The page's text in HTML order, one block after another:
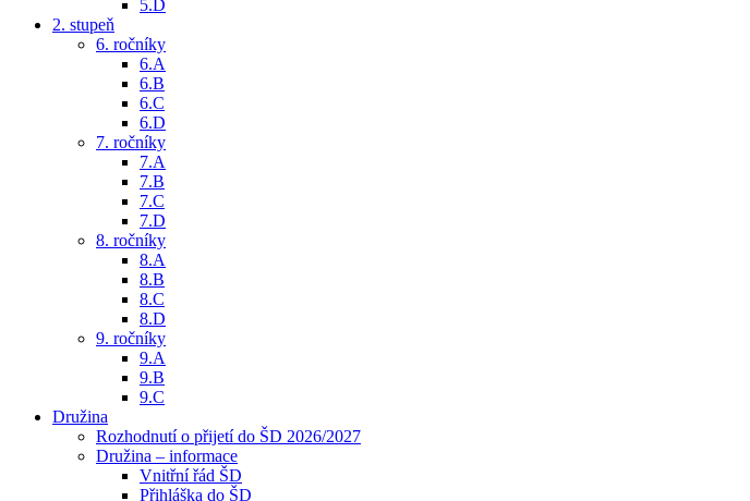
5.D
2. stupeň
6. ročníky
6.A
6.B
6.C
6.D
7. ročníky
7.A
7.B
7.C
7.D
8. ročníky
8.A
8.B
8.C
8.D
9. ročníky
9.A
9.B
9.C
Družina
Rozhodnutí o přijetí do ŠD 2026/2027
Družina – informace
Vnitřní řád ŠD
Přihláška do ŠD